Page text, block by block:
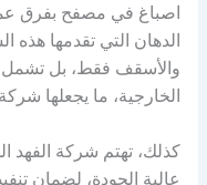
اصباغ في مصفح بفرق
الدهان التي تقدمها هذه
والأسقف فقط، بل تشمل
الخارجية، ما يجعلها
كذلك، تهتم شركة الفهد